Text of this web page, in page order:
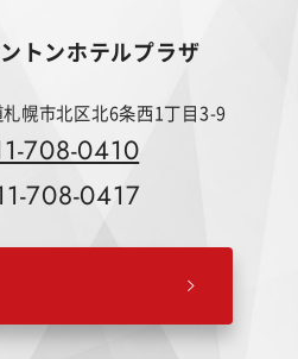
トンホテルプラザ
幌市北区北6条西1丁目3-9
708-0410
708-0417